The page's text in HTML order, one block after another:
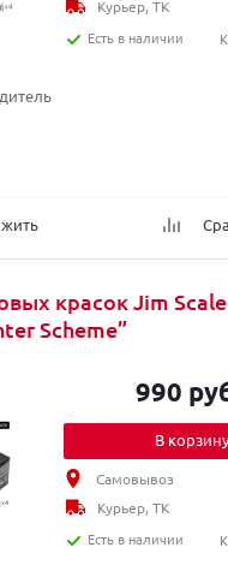
Курьер, ТК
Есть в наличии
красок Jim
Scheme”
990
В
Самовывоз
Курьер, ТК
Есть в наличии